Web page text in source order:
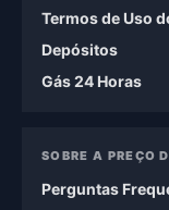
Termos de Uso
Depósitos
Gás 24 Horas
SOBRE A PREÇO
Perguntas